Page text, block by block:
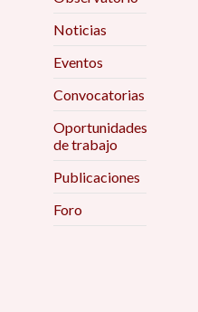
Noticias
Eventos
Convocatorias
Oportunidades
de trabajo
Publicaciones
Foro